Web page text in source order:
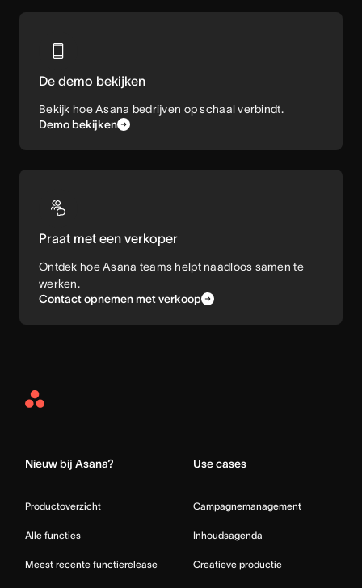
De demo bekijken
Bekijk hoe Asana bedrijven op schaal verbindt.
Demo bekijken
Praat met een verkoper
Ontdek hoe Asana teams helpt naadloos samen te
werken.
Contact opnemen met verkoop
Asana
Nieuw bij Asana?
Productoverzicht
Alle functies
Meest recente functierelease
Use cases
Campagnemanagement
Inhoudsagenda
Creatieve productie